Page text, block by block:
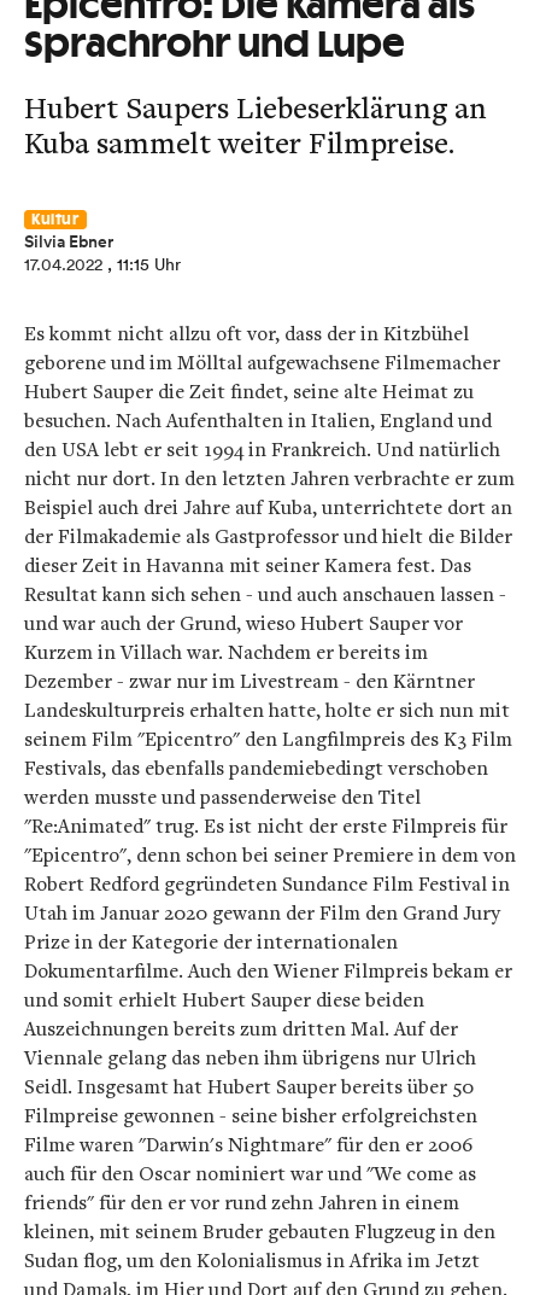
Epicentro: Die Kamera als
Sprachrohr und Lupe
Hubert Saupers Liebeserklärung an
Kuba sammelt weiter Filmpreise.
Kultur
Silvia Ebner
17.04.2022 , 11:15 Uhr
Es kommt nicht allzu oft vor, dass der in Kitzbühel
geborene und im Mölltal aufgewachsene Filmemacher
Hubert Sauper die Zeit findet, seine alte Heimat zu
besuchen. Nach Aufenthalten in Italien, England und
den USA lebt er seit 1994 in Frankreich. Und natürlich
nicht nur dort. In den letzten Jahren verbrachte er zum
Beispiel auch drei Jahre auf Kuba, unterrichtete dort an
der Filmakademie als Gastprofessor und hielt die Bilder
dieser Zeit in Havanna mit seiner Kamera fest. Das
Resultat kann sich sehen - und auch anschauen lassen -
und war auch der Grund, wieso Hubert Sauper vor
Kurzem in Villach war. Nachdem er bereits im
Dezember - zwar nur im Livestream - den Kärntner
Landeskulturpreis erhalten hatte, holte er sich nun mit
seinem Film "Epicentro" den Langfilmpreis des K3 Film
Festivals, das ebenfalls pandemiebedingt verschoben
werden musste und passenderweise den Titel
"Re:Animated" trug. Es ist nicht der erste Filmpreis für
"Epicentro", denn schon bei seiner Premiere in dem von
Robert Redford gegründeten Sundance Film Festival in
Utah im Januar 2020 gewann der Film den Grand Jury
Prize in der Kategorie der internationalen
Dokumentarfilme. Auch den Wiener Filmpreis bekam er
und somit erhielt Hubert Sauper diese beiden
Auszeichnungen bereits zum dritten Mal. Auf der
Viennale gelang das neben ihm übrigens nur Ulrich
Seidl. Insgesamt hat Hubert Sauper bereits über 50
Filmpreise gewonnen - seine bisher erfolgreichsten
Filme waren "Darwin's Nightmare" für den er 2006
auch für den Oscar nominiert war und "We come as
friends" für den er vor rund zehn Jahren in einem
kleinen, mit seinem Bruder gebauten Flugzeug in den
Sudan flog, um den Kolonialismus in Afrika im Jetzt
und Damals, im Hier und Dort auf den Grund zu gehen.